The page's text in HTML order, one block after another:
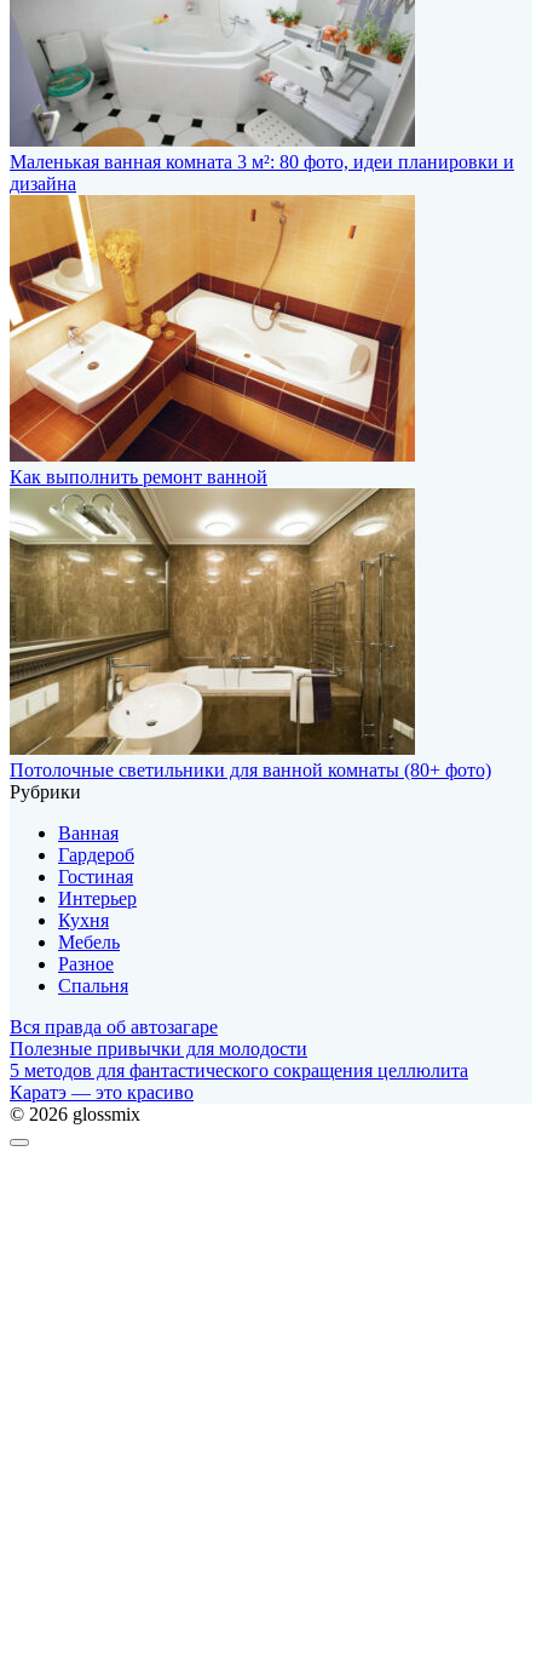
Маленькая ванная комната 3 м²: 80 фото, идеи планировки и
дизайна
Как выполнить ремонт ванной
Потолочные светильники для ванной комнаты (80+ фото)
Рубрики
Ванная
Гардероб
Гостиная
Интерьер
Кухня
Мебель
Разное
Спальня
Вся правда об автозагаре
Полезные привычки для молодости
5 методов для фантастического сокращения целлюлита
Каратэ — это красиво
© 2026 glossmix